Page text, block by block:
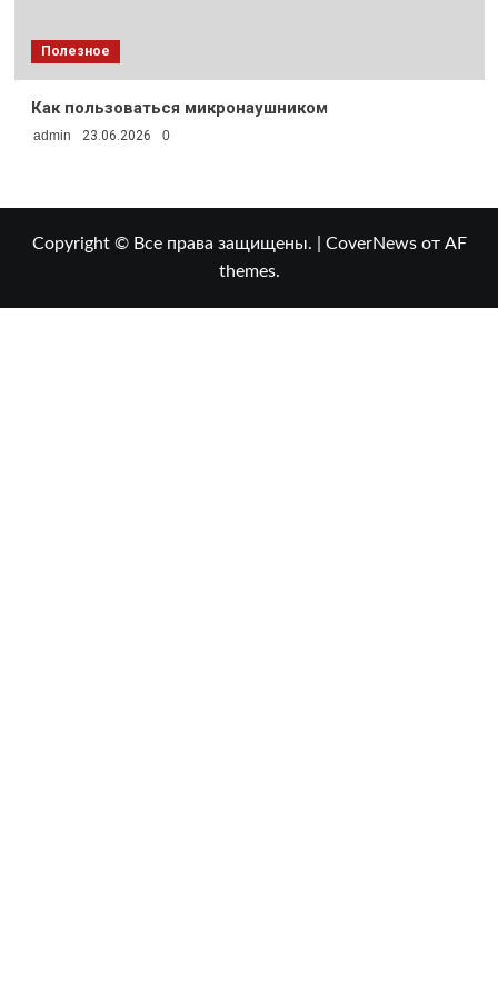
Полезное
Как пользоваться микронаушником
admin 23.06.2026 0
Copyright © Все права защищены. CoverNewsот AF
themes.